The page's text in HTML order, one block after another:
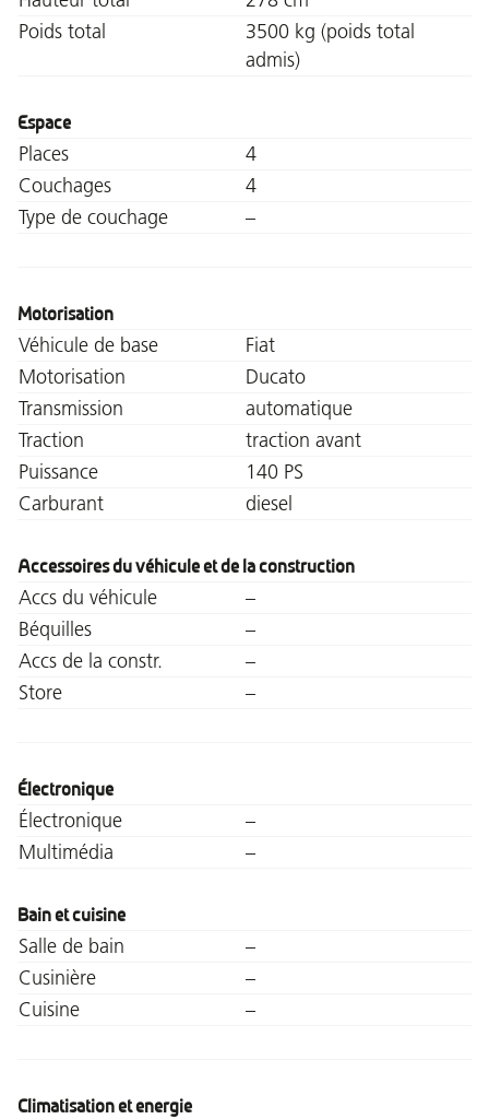
Poids total
3500 kg (poids total
admis)
Espace
Places
4
Couchages
4
Type de couchage
–
Motorisation
Véhicule de base
Fiat
Motorisation
Ducato
Transmission
automatique
Traction
traction avant
Puissance
140 PS
Carburant
diesel
Accessoires du véhicule et de la construction
Accs du véhicule
–
Béquilles
–
Accs de la constr.
–
Store
–
Électronique
Électronique
–
Multimédia
–
Bain et cuisine
Salle de bain
–
Cusinière
–
Cuisine
–
Climatisation et energie